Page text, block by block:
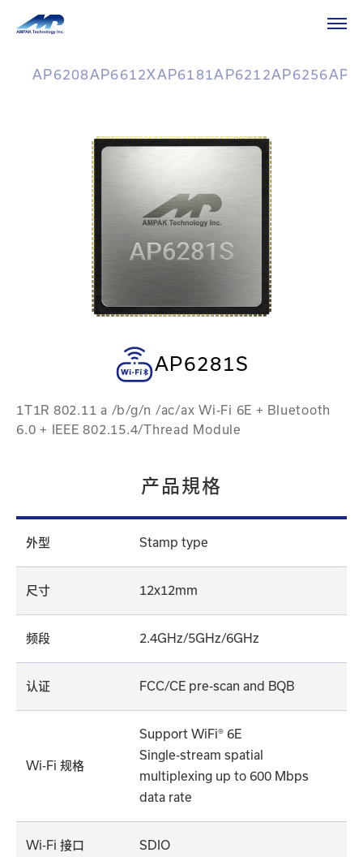
HOME Stamp Type 1T1R
Stamp Type 1T1R
AP6208AP6612XAP6181AP6212AP6256
AP6281S
1T1R 802.11 a /b/g/n /ac/ax Wi-Fi 6E + Bluetooth
6.0 + IEEE 802.15.4/Thread Module
产品規格
外型 Stamp type
尺寸 12x12mm
频段 2.4GHz/5GHz/6GHz
认证 FCC/CE pre-scan and BQB
Wi-Fi 规格
Support WiFi® 6E
Single-stream spatial
multiplexing up to 600 Mbps
data rate
Wi-Fi 接口 SDIO